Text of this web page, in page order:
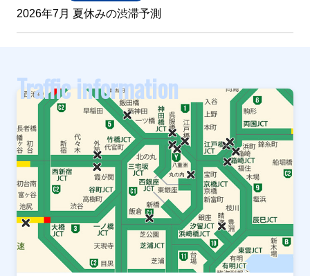
2026年7月 夏休みの渋滞予測
Traffic information